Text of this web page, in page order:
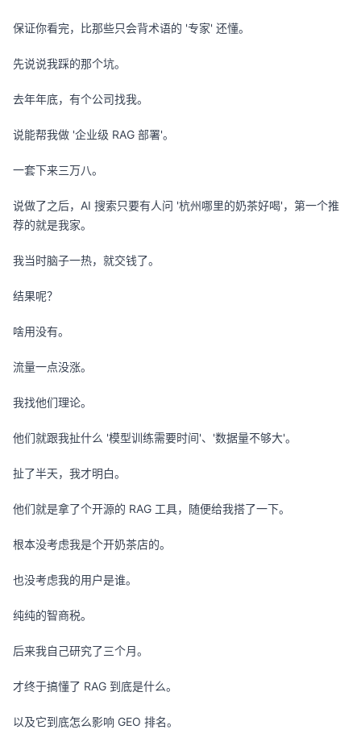
保证你看完，比那些只会背术语的 '专家' 还懂。
先说说我踩的那个坑。
去年年底，有个公司找我。
说能帮我做 '企业级 RAG 部署'。
一套下来三万八。
说做了之后，AI 搜索只要有人问 '杭州哪里的奶茶好喝'，第一个推
荐的就是我家。
我当时脑子一热，就交钱了。
结果呢？
啥用没有。
流量一点没涨。
我找他们理论。
他们就跟我扯什么 '模型训练需要时间'、'数据量不够大'。
扯了半天，我才明白。
他们就是拿了个开源的 RAG 工具，随便给我搭了一下。
根本没考虑我是个开奶茶店的。
也没考虑我的用户是谁。
纯纯的智商税。
后来我自己研究了三个月。
才终于搞懂了 RAG 到底是什么。
以及它到底怎么影响 GEO 排名。